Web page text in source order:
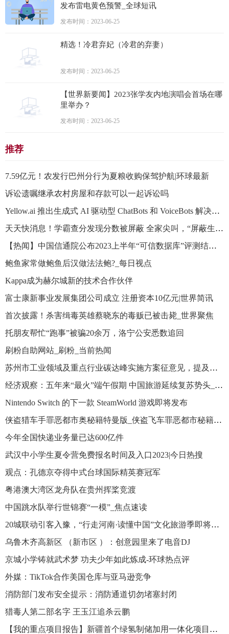
发布雷电黄色预警_全球短讯
发布时间：2023-06-25
精选！冷君弃妃（冷君的弃妻）
发布时间：2023-06-25
【世界新要闻】2023张学友内地演唱会首场在哪
里举办？
发布时间：2023-06-25
推荐
7.59亿元！农发行巴州分行为夏粮收购保驾护航|环球最新
诉讼遗嘱继承农村房屋和存款可以一起诉讼吗
Yellow.ai 推出生成式 AI 驱动型 ChatBots 和 VoiceBots 解决方案 每日资讯
天天快消息！学霸查分发现分数被屏蔽 全家尖叫，“屏蔽生”是什么来头？
【热闻】中国信通院公布2023上半年“可信数据库”评测结果 33款产品通过36项测试
鲍鱼家常做鲍鱼后汉做法法鲍?_每日视点
Kappa成为赫尔城新的技术合作伙伴
富士康新事业发展集团公司成立 注册资本10亿元|世界简讯
首次披露！杀害缉毒英雄蔡晓东的毒贩已被击毙_世界聚焦
托朋友帮忙“跑事”被骗20余万，洛宁公安悉数追回
刷粉自助网站_刷粉_当前热闻
苏州市工业领域及重点行业碳达峰实施方案征意见，提及集成电路产业
经济观察：五年来“最火”端午假期 中国旅游延续复苏势头_今头条
Nintendo Switch 的下一款 SteamWorld 游戏即将发布
侠盗猎车手罪恶都市奥秘籍特曼版_侠盗飞车罪恶都市秘籍召唤奥特曼
今年全国快递业务量已达600亿件
武汉中小学生夏令营免费报名时间及入口2023|今日热搜
观点：孔德京夺得中式台球国际精英赛冠军
粤港澳大湾区龙舟队在贵州挥桨竞渡
中国跳水队举行世锦赛“一模”_焦点速读
20城联动引客入豫，“行走河南·读懂中国”文化旅游季即将启动
乌鲁木齐高新区 （新市区 ）：创意园里来了电音DJ
京城小学铸就武术梦 功夫少年如此炼成-环球热点评
外媒：TikTok合作美国仓库与亚马逊竞争
消防部门发布安全提示：消防通道切勿堵塞封闭
猎毒人第二部名字 王玉江追杀云鹏
【我的重点项目报告】新疆首个绿氢制储加用一体化项目启动 热点评